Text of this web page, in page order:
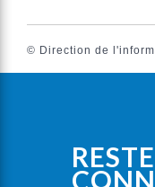
© Direction de